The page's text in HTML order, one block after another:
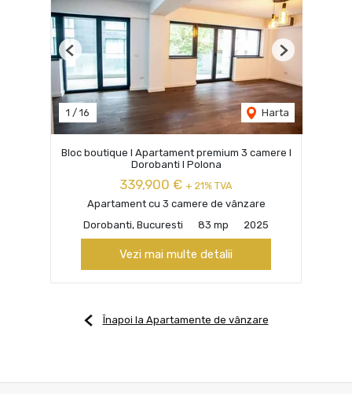
1 / 16 Harta
Previous Next
Bloc boutique I Apartament premium 3 camere I
Dorobanti I Polona
339,900 € + 21% TVA
Apartament cu 3 camere de vânzare
Dorobanti, Bucuresti
83 mp 2025
Vezi mai multe detalii
Înapoi la Apartamente de vânzare